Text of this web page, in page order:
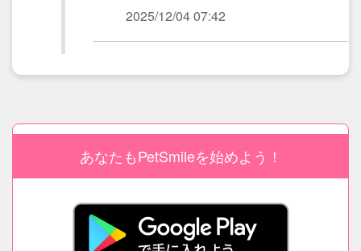
2025/12/04 07:42
あなたもPetSmileを始めよう！